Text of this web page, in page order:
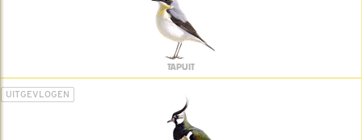
TAPUIT
UITGEVLOGEN